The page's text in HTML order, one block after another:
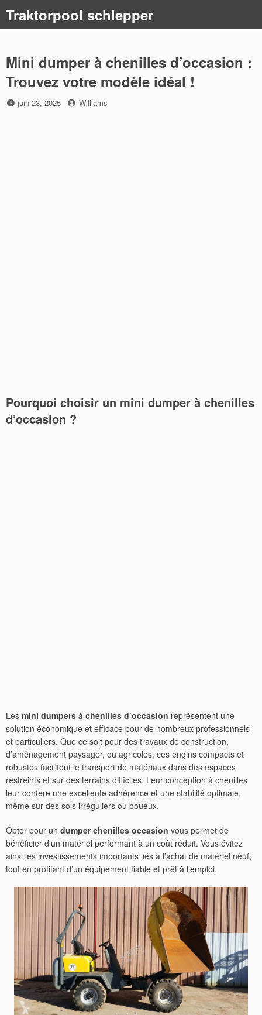
content
Traktorpool schlepper
Mini dumper à chenilles d’occasion :
Trouvez votre modèle idéal !
Posted
juin 23, 2025 by
Williams
Pourquoi choisir un mini dumper à chenilles
d’occasion ?
Les mini dumpers à chenilles d’occasion représentent une
solution économique et efficace pour de nombreux professionnels
et particuliers. Que ce soit pour des travaux de construction,
d’aménagement paysager, ou agricoles, ces engins compacts et
robustes facilitent le transport de matériaux dans des espaces
restreints et sur des terrains difficiles. Leur conception à chenilles
leur confère une excellente adhérence et une stabilité optimale,
même sur des sols irréguliers ou boueux.
Opter pour un dumper chenilles occasion vous permet de
bénéficier d’un matériel performant à un coût réduit. Vous évitez
ainsi les investissements importants liés à l’achat de matériel neuf,
tout en profitant d’un équipement fiable et prêt à l’emploi.